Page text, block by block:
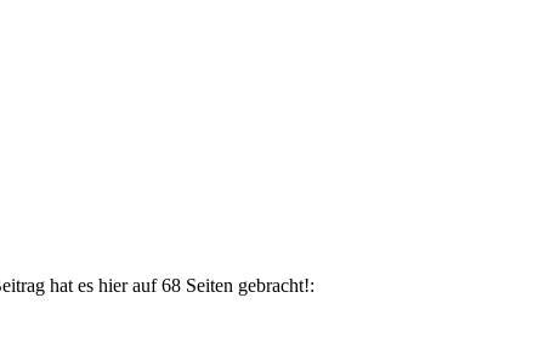
hat es hier auf 68 Seiten gebracht!: